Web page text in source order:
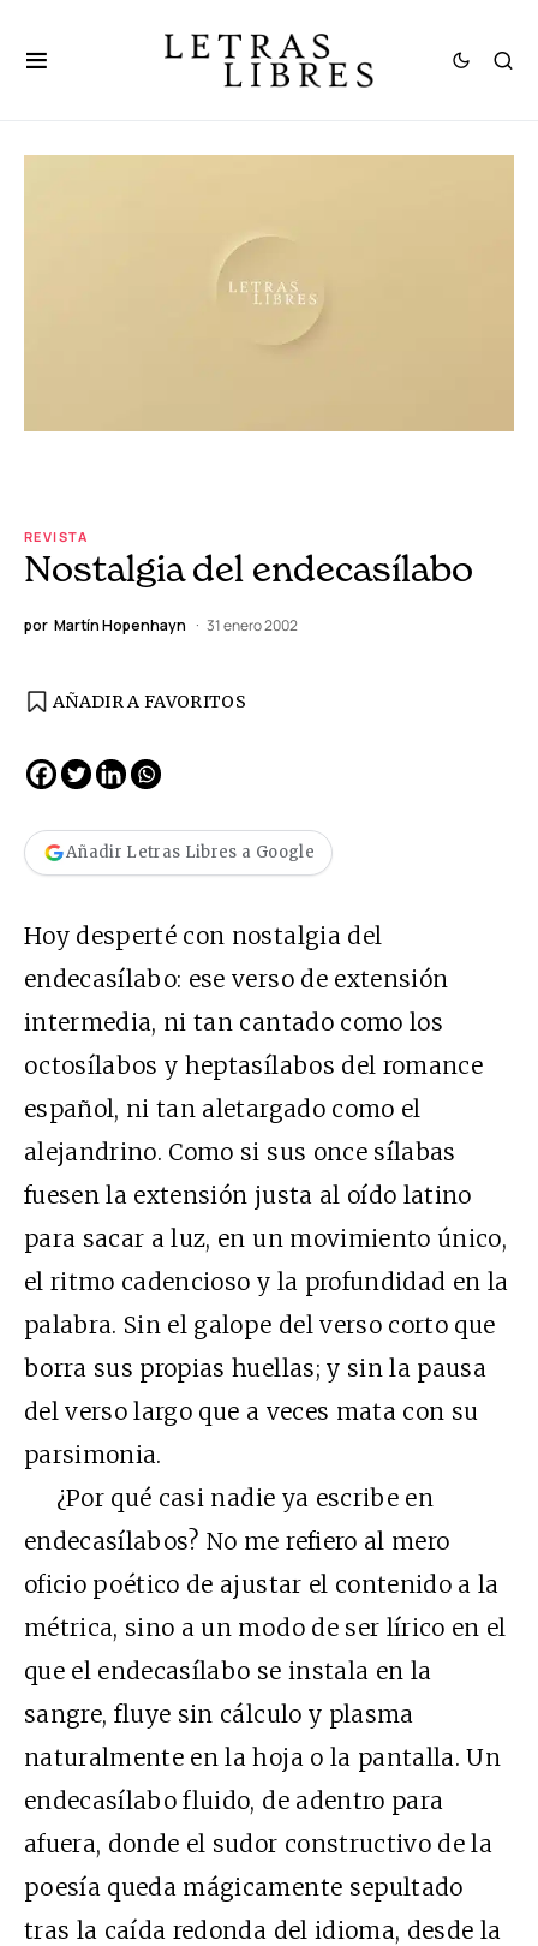
REVISTA
Nostalgia del endecasílabo
por Martín Hopenhayn 31 enero 2002
AÑADIR A FAVORITOS
Añadir Letras Libres a Google
Hoy desperté con nostalgia del
endecasílabo: ese verso de extensión
intermedia, ni tan cantado como los
octosílabos y heptasílabos del romance
español, ni tan aletargado como el
alejandrino. Como si sus once sílabas
fuesen la extensión justa al oído latino
para sacar a luz, en un movimiento único,
el ritmo cadencioso y la profundidad en la
palabra. Sin el galope del verso corto que
borra sus propias huellas; y sin la pausa
del verso largo que a veces mata con su
parsimonia.
¿Por qué casi nadie ya escribe en
endecasílabos? No me refiero al mero
oficio poético de ajustar el contenido a la
métrica, sino a un modo de ser lírico en el
que el endecasílabo se instala en la
sangre, fluye sin cálculo y plasma
naturalmente en la hoja o la pantalla. Un
endecasílabo fluido, de adentro para
afuera, donde el sudor constructivo de la
poesía queda mágicamente sepultado
tras la caída redonda del idioma, desde la